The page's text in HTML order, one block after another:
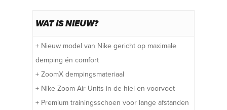
WAT IS NIEUW?
+ Nieuw model van Nike gericht op maximale
demping én comfort
+ ZoomX dempingsmateriaal
+ Nike Zoom Air Units in de hiel en voorvoet
+ Premium trainingsschoen voor lange afstanden